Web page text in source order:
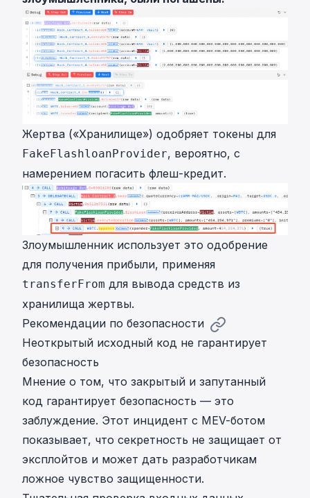
Жертва («Хранилище») одобряет токены для
FakeFlashloanProvider, вероятно, с
намерением погасить флеш-кредит.
Злоумышленник использует это одобрение
для получения прибыли, применяя
transferFrom для вывода средств из
хранилища жертвы.
Рекомендации по безопасности
Неоткрытый исходный код не гарантирует
безопасность
Мнение о том, что закрытый и запутанный
код гарантирует безопасность — это
заблуждение. Этот инцидент с MEV-ботом
показывает, что секретность не защищает от
эксплойтов и может дать разработчикам
ложное чувство защищенности.